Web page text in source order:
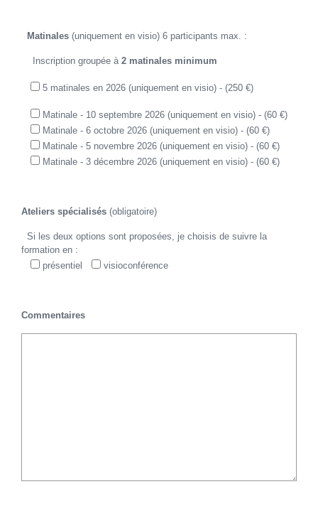
Matinales (uniquement en visio) 6 participants max. :
Inscription groupée à 2 matinales minimum
5 matinales en 2026 (uniquement en visio) - (250 €)
Matinale - 10 septembre 2026 (uniquement en visio) - (60 €)
Matinale - 6 octobre 2026 (uniquement en visio) - (60 €)
Matinale - 5 novembre 2026 (uniquement en visio) - (60 €)
Matinale - 3 décembre 2026 (uniquement en visio) - (60 €)
Ateliers spécialisés (obligatoire)
Si les deux options sont proposées, je choisis de suivre la
formation en :
présentiel
visioconférence
Commentaires